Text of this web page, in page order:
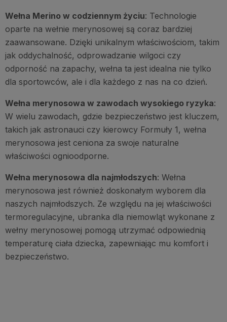
Wełna Merino w codziennym życiu: Technologie
oparte na wełnie merynosowej są coraz bardziej
zaawansowane. Dzięki unikalnym właściwościom, takim
jak oddychalność, odprowadzanie wilgoci czy
odporność na zapachy, wełna ta jest idealna nie tylko
dla sportowców, ale i dla każdego z nas na co dzień.
Wełna merynosowa w zawodach wysokiego ryzyka:
W wielu zawodach, gdzie bezpieczeństwo jest kluczem,
takich jak astronauci czy kierowcy Formuły 1, wełna
merynosowa jest ceniona za swoje naturalne
właściwości ognioodporne.
Wełna merynosowa dla najmłodszych: Wełna
merynosowa jest również doskonałym wyborem dla
naszych najmłodszych. Ze względu na jej właściwości
termoregulacyjne, ubranka dla niemowląt wykonane z
wełny merynosowej pomogą utrzymać odpowiednią
temperaturę ciała dziecka, zapewniając mu komfort i
bezpieczeństwo.